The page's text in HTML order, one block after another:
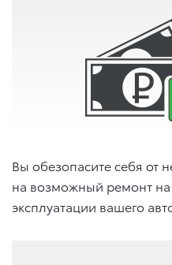
Вы обезопасите себя от
на возможный ремонт на
эксплуатации вашего